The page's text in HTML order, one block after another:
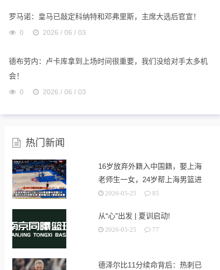
罗马诺：皇马已敲定科纳特和邓弗里斯，主席大选后官宣！
0 2026 / 06 / 03
德布劳内：卢卡库拿到上场时间很重要，我们没给对手太多机
会！
0 2026 / 06 / 03
热门新闻
16岁放弃外籍入中国籍，娶上海
老师生一女，24岁帮上海男篮进
决赛
2026-05-25 85
从“心”出发 | 夏训启动!
2026-05-25 77
德泽尔比11分续命背后：热刺已